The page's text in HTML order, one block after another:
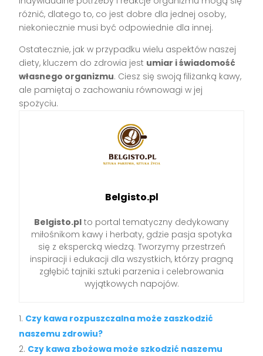
różnić, dlatego to, co jest dobre dla jednej osoby,
niekoniecznie musi być odpowiednie dla innej.
Ostatecznie, jak w przypadku wielu aspektów naszej
diety, kluczem do zdrowia jest umiar i świadomość
własnego organizmu. Ciesz się swoją filiżanką kawy,
ale pamiętaj o zachowaniu równowagi w jej
spożyciu.
Belgisto.pl
Belgisto.pl to portal tematyczny dedykowany
miłośnikom kawy i herbaty, gdzie pasja spotyka
się z ekspercką wiedzą. Tworzymy przestrzeń
inspiracji i edukacji dla wszystkich, którzy pragną
zgłębić tajniki sztuki parzenia i celebrowania
wyjątkowych napojów.
Czy kawa rozpuszczalna może zaszkodzić
naszemu zdrowiu?
Czy kawa zbożowa może szkodzić naszemu